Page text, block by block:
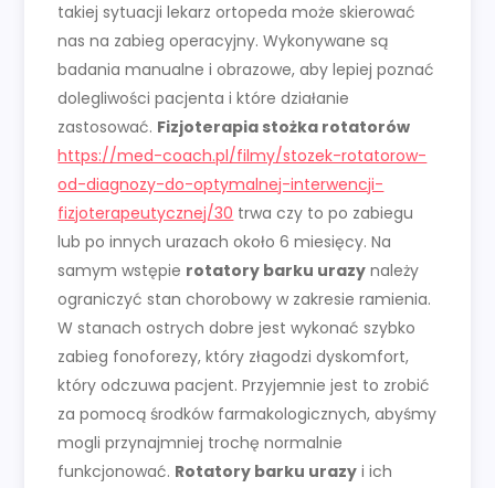
takiej sytuacji lekarz ortopeda może skierować
nas na zabieg operacyjny. Wykonywane są
badania manualne i obrazowe, aby lepiej poznać
dolegliwości pacjenta i które działanie
zastosować. Fizjoterapia stożka rotatorów
https://med-coach.pl/filmy/stozek-rotatorow-
od-diagnozy-do-optymalnej-interwencji-
fizjoterapeutycznej/30 trwa czy to po zabiegu
lub po innych urazach około 6 miesięcy. Na
samym wstępie rotatory barku urazy należy
ograniczyć stan chorobowy w zakresie ramienia.
W stanach ostrych dobre jest wykonać szybko
zabieg fonoforezy, który złagodzi dyskomfort,
który odczuwa pacjent. Przyjemnie jest to zrobić
za pomocą środków farmakologicznych, abyśmy
mogli przynajmniej trochę normalnie
funkcjonować. Rotatory barku urazy i ich